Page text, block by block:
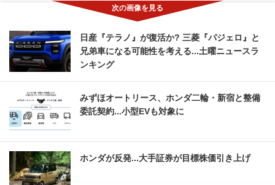
日産『テラノ』が復活か? 三菱『パジェロ』と
兄弟車になる可能性を考える...土曜ニュースラ
ンキング
みずほオートリース、ホンダ二輪・新宿と整備
委託契約...小型EVも対象に
ホンダが反発...大手証券が目標株価引き上げ